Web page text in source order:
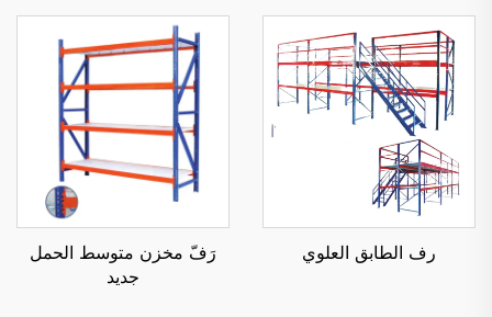
رف الطابق العلوي
رَفّ مخزن متوسط الحمل
جديد